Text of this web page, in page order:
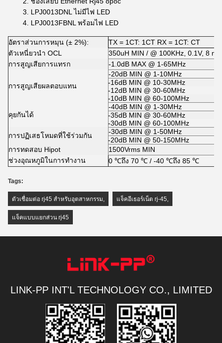
LPJ0013DNL ไม่มีไฟ LED
LPJ0013FBNL พร้อมไฟ LED
อัตราส่วนการหมุน (± 2%):
TX = 1CT: 1CT RX = 1CT: CT
ตัวเหนี่ยวนำ OCL
350uH MIN / @ 100KHz, 0.1V, 8
การสูญเสียการแทรก
-1.0dB MAX @ 1-65MHz
การสูญเสียผลตอบแทน
-20dB MIN @ 1-10MHz
-16dB MIN @ 10-30MHz
-12dB MIN @ 30-60MHz
-10dB MIN @ 60-100MHz
คุยกันได้
-40dB MIN @ 1-30MHz
-35dB MIN @ 30-60MHz
-30dB MIN @ 60-100MHz
การปฏิเสธโหมดที่ใช้ร่วมกัน
-30dB MIN @ 1-50MHz
-20dB MIN @ 50-150MHz
การทดสอบ Hipot
1500Vrms MIN
ช่วงอุณหภูมิในการทำงาน
0 ℃ถึง 70 ℃ / -40 ℃ถึง 85 ℃
Tags:
ตัวเชื่อมต่อ rj45 สำหรับอุตสาหกรรม, แจ็คอีเธอร์เน็ต rj-45,
แจ็คแบบแยกส่วน rj45
LINK-PP INT'L TECHNOLOGY CO., LIMITED